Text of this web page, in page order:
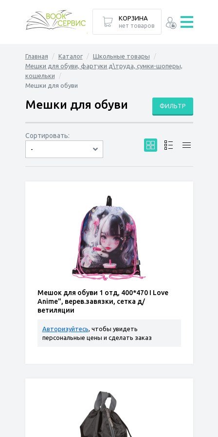
Главная Каталог
Школьные товары
Мешки для обуви, фартуки д\труда, сумки-шоперы,
кошельки
Мешки для обуви
ФИЛЬТР
Мешки для обуви
Сортировать:
-
по дате
по популярности
сначала дешёвые
сначала дорогие
Мешок для обуви 1 отд, 400*470 I Love
Anime", верев.завязки, сетка д/
ветиляции
Авторизуйтесь, чтобы увидеть
персональные цены и сделать заказ
КОРЗИНА
нет товаров